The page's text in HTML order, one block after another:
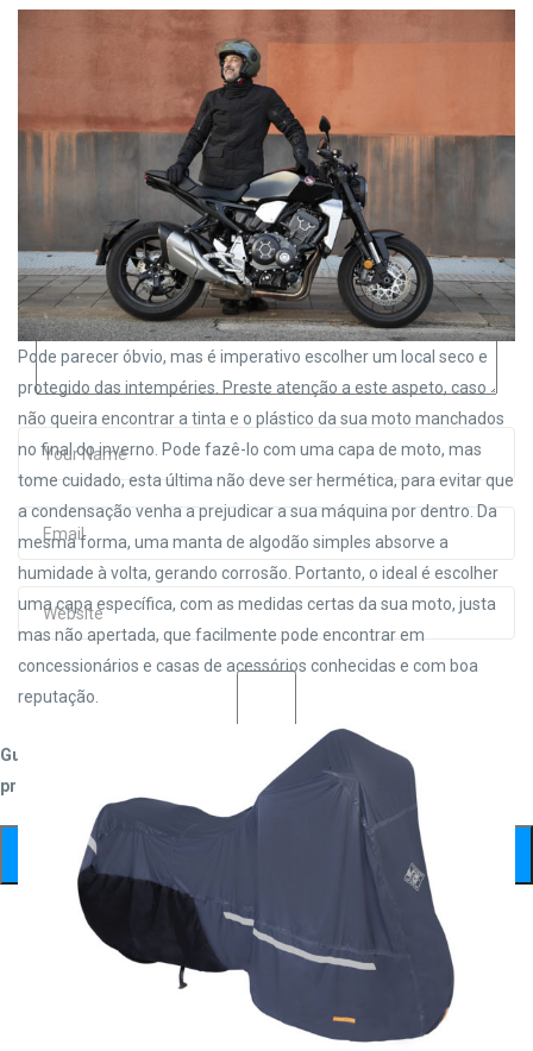
Pode parecer óbvio, mas é imperativo escolher um local seco e
protegido das intempéries. Preste atenção a este aspeto, caso
não queira encontrar a tinta e o plástico da sua moto manchados
no final do inverno. Pode fazê-lo com uma capa de moto, mas
tome cuidado, esta última não deve ser hermética, para evitar que
a condensação venha a prejudicar a sua máquina por dentro. Da
mesma forma, uma manta de algodão simples absorve a
humidade à volta, gerando corrosão. Portanto, o ideal é escolher
uma capa específica, com as medidas certas da sua moto, justa
mas não apertada, que facilmente pode encontrar em
concessionários e casas de acessórios conhecidas e com boa
reputação.
Leave A Comment
Guardar o meu nome, email e site neste navegador para a
próxima vez que eu comentar.
Categorias